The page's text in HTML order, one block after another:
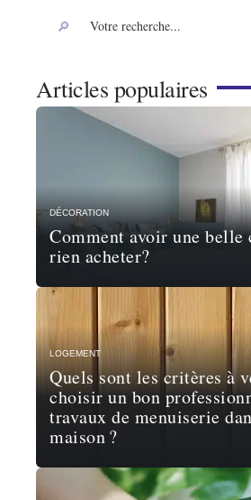
Articles populaires
DÉCORATION
Comment avoir une belle
rien acheter?
LOGEMENT
Quels sont les critères à
choisir un bon
travaux de menuiserie
maison ?